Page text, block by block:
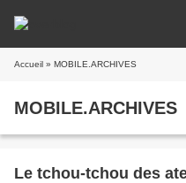
Accueil » MOBILE.ARCHIVES
MOBILE.ARCHIVES
Le tchou-tchou des